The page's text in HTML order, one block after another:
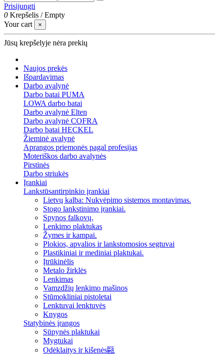
Prisijungti
0 Krepšelis /Empty
Your cart
×
Jūsų krepšelyje nėra prekių
Naujos prekės
Išpardavimas
Darbo avalynė
Darbo batai PUMA
LOWA darbo batai
Darbo avalynė Elten
Darbo avalynė COFRA
Darbo batai HECKEL
Žieminė avalynė
Aprangos priemonės pagal profesijas
Moteriškos darbo avalynės
Pirstinės
Darbo striukės
Įrankiai
Lankstūsantirpinkio įrankiai
Lietvų kalba: Nukvėpimo sistemos montavimas.
Stogo lankstinimo įrankiai.
Spynos falkovų.
Lenkimo plaktukas
Žymes ir kampai.
Plokios, apvalios ir lankstomosios segtuvai
Plastikiniai ir mediniai plaktukai.
Įtrūkinėlis
Metalo žirklės
Lenkimas
Vamzdžių lenkimo mašinos
Stūmokliniai pistoletai
Lenktuvai lenktuvės
Knygos
Statybinės įrangos
Sūpynės plaktukai
Mygtukai
Odėklaitys ir kišenės甌